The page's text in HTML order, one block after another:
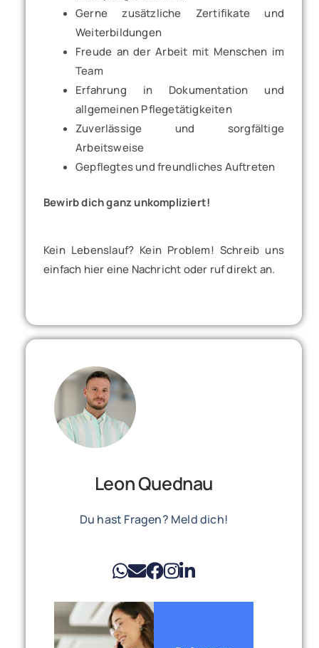
Gerne zusätzliche Zertifikate und
Weiterbildungen
Freude an der Arbeit mit Menschen im
Team
Erfahrung in Dokumentation und
allgemeinen Pflegetätigkeiten
Zuverlässige und sorgfältige
Arbeitsweise
Gepflegtes und freundliches Auftreten
Bewirb dich ganz unkompliziert!
Kein Lebenslauf? Kein Problem! Schreib uns
einfach hier eine Nachricht oder ruf direkt an.
Leon Quednau
Du hast Fragen? Meld dich!